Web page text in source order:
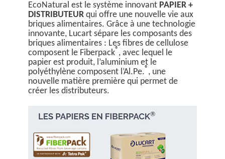
EcoNatural est le système innovant PAPIER +
DISTRIBUTEURqui offre une nouvelle vie aux
briques alimentaires. Grâce à une technologie
innovante, Lucart sépare les composants des
briques alimentaires : Les fibres de cellulose
composent le Fiberpack® , avec lequel le
papier est produit, l’aluminium et le
polyéthylène composent l’Al.Pe.® , une
nouvelle matière première qui permet de
créer les distributeurs.